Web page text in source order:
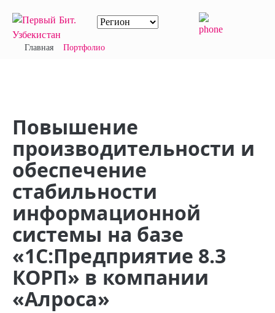
Главная Портфолио
Повышение
производительности и
обеспечение
стабильности
информационной
системы на базе
«1С:Предприятие 8.3
КОРП» в компании
«Алроса»